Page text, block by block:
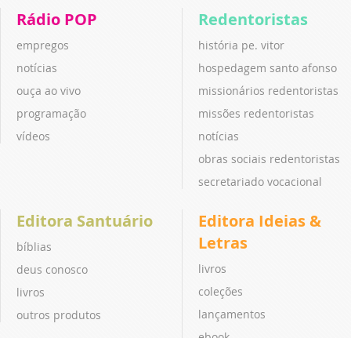
Rádio POP
empregos
notícias
ouça ao vivo
programação
vídeos
Redentoristas
história pe. vitor
hospedagem santo afonso
missionários redentoristas
missões redentoristas
notícias
obras sociais redentoristas
secretariado vocacional
Editora Santuário
bíblias
deus conosco
livros
outros produtos
Editora Ideias &
Letras
livros
coleções
lançamentos